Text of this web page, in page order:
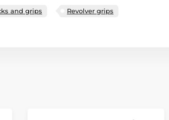
and grips Revolver grips